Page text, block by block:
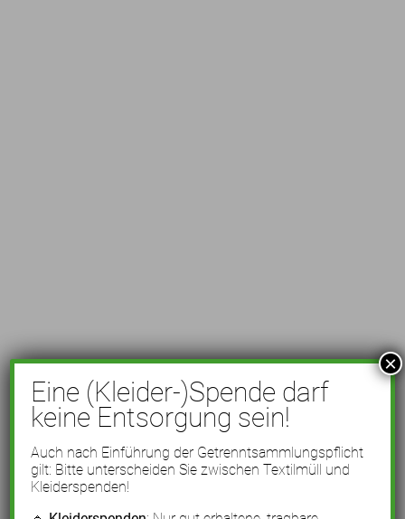
Eine (Kleider-)Spende darf
keine Entsorgung sein!
Auch nach Einführung der Getrenntsammlungspflicht
gilt: Bitte unterscheiden Sie zwischen Textilmüll und
Kleiderspenden!
×